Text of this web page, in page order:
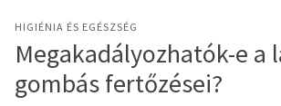
HIGIÉNIA ÉS EGÉSZSÉG
Megakadályozhatók-e a
gombás fertőzései?